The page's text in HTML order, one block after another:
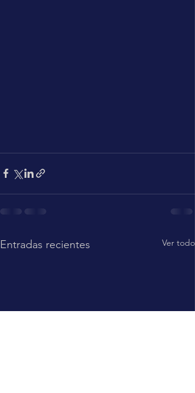
Entradas recientes Ver todo